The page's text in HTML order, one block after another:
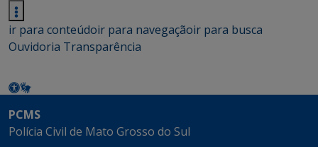
ir para conteúdoir para navegaçãoir para busca
Ouvidoria Transparência
PCMS
Polícia Civil de Mato Grosso do Sul